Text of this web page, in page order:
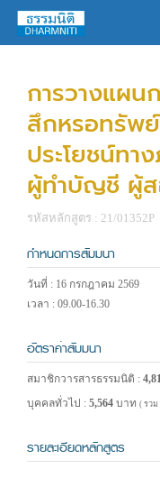
การวางแผน
สึกหรอทรัพ
ประโยชน์ท
ผู้ทำบัญชี ผู้
รหัสหลักสูตร : 21/01352P
กำหนดการสัมมนา
วันที่ : 16 กรกฎาคม 2569
เวลา : 09.00-16.30
อัตราค่าสัมมนา
สมาชิกวารสารธรรมนิติ :
บุคคลทั่วไป : 5,564 บาท ( รวม
รายละเอียดหลักสูตร